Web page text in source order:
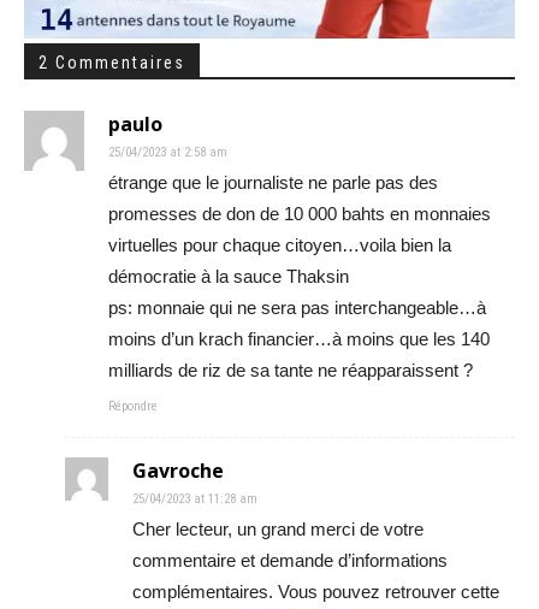
2 Commentaires
paulo
25/04/2023 at 2:58 am
étrange que le journaliste ne parle pas des
promesses de don de 10 000 bahts en monnaies
virtuelles pour chaque citoyen…voila bien la
démocratie à la sauce Thaksin
ps: monnaie qui ne sera pas interchangeable…à
moins d’un krach financier…à moins que les 140
milliards de riz de sa tante ne réapparaissent ?
Répondre
Gavroche
25/04/2023 at 11:28 am
Cher lecteur, un grand merci de votre
commentaire et demande d’informations
complémentaires. Vous pouvez retrouver cette